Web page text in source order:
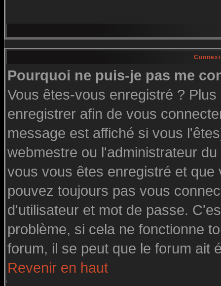
Pourquoi ne puis-je pas me
Vous êtes-vous enregistré ?
enregistrer afin de vous
message est affiché si vous
webmestre ou l'administrateur
vous vous êtes enregistré et
pouvez toujours pas vous
d'utilisateur et mot de passe.
problème, si cela ne fonctionne
forum, il se peut que le forum ait
Revenir en haut